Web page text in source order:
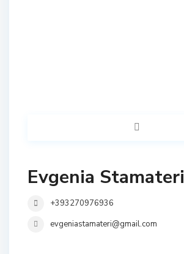
Evgenia Stamateri
+393270976936
evgeniastamateri@gmail.com